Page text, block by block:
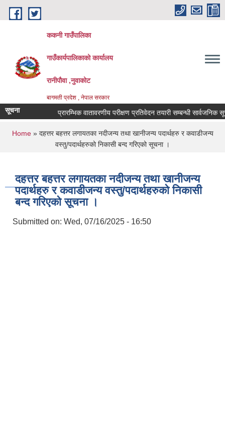
Skip to main content
ककनी गाउँपालिका
गाउँकार्यपालिकाको कार्यालय
रानीपौवा ,नुवाकोट
बागमती प्रदेश , नेपाल सरकार
सूचना प्रारम्भिक वातावरणीय परीक्षण प्रतिवेदन तयारी सम्बन्धी सार्वजनिक सूचना !
You are here
Home» दहत्तर बहत्तर लगायतका नदीजन्य तथा खानीजन्य पदार्थहरु र कवाडीजन्य
वस्तु/पदार्थहरुको निकासी बन्द गरिएको सूचना ।
दहत्तर बहत्तर लगायतका नदीजन्य तथा खानीजन्य
पदार्थहरु र कवाडीजन्य वस्तु/पदार्थहरुको निकासी
बन्द गरिएको सूचना ।
Submitted on: Wed, 07/16/2025 - 16:50